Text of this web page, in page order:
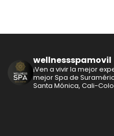
wellnessspamovil
¡Ven a vivir la mejor
mejor Spa de
Santa Mónica, Cali-